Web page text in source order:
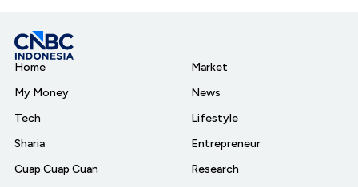
Home
My Money
Tech
Sharia
Cuap Cuap Cuan
Market
News
Lifestyle
Entrepreneur
Research